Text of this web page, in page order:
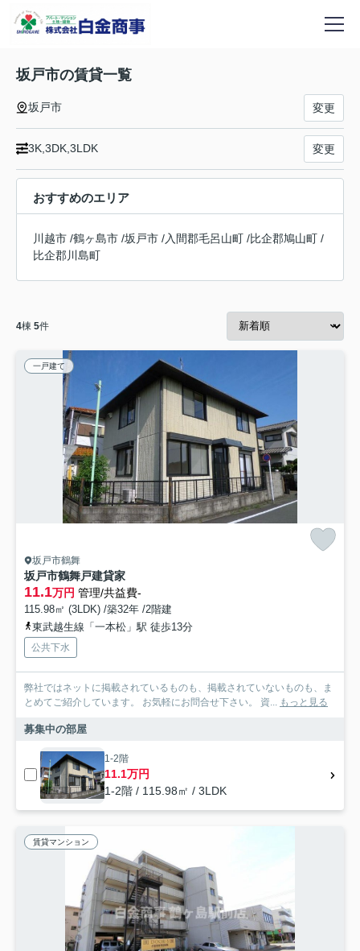
坂戸市の賃貸一覧
坂戸市 変更
3K,3DK,3LDK 変更
おすすめのエリア
川越市 /鶴ヶ島市 /坂戸市 /入間郡毛呂山町 /比企郡鳩山町 /
比企郡川島町
4棟 5件
一戸建て
坂戸市鶴舞
坂戸市鶴舞戸建貸家
11.1万円 管理/共益費-
115.98㎡ (3LDK) /築32年 /2階建
東武越生線「一本松」駅 徒歩13分
公共下水
弊社ではネットに掲載されているものも、掲載されていないものも、ま
とめてご紹介しています。 お気軽にお問合せ下さい。 資...
もっと見る
募集中の部屋
1-2階
11.1万円
1-2階 / 115.98㎡ / 3LDK
賃貸マンション